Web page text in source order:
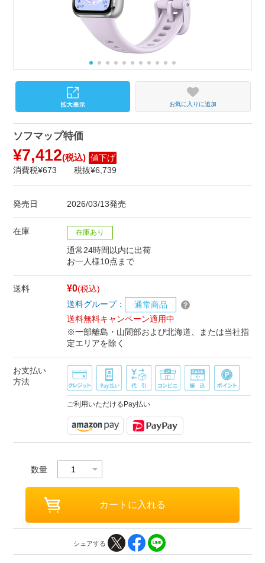
お気に入りに追加
ソフマップ特価
¥7,412(税込) 値下げ
消費税¥673
税抜¥6,739
発売日 2026/03/13発売
在庫 在庫あり
通常24時間以内に出荷
お一人様10点まで
送料 ¥0(税込)
送料グループ：
通常商品
送料無料キャンペーン適用中
※一部離島・山間部および北海道、または当社指
定エリアを除く
お支払い
方法
ご利用いただけるPay払い
数量
シェアする